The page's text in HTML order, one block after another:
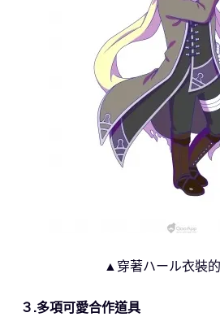
▲穿著ハール衣裝
３.多項可愛合作道具